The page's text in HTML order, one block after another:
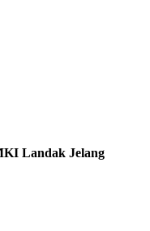
Landak Jelang